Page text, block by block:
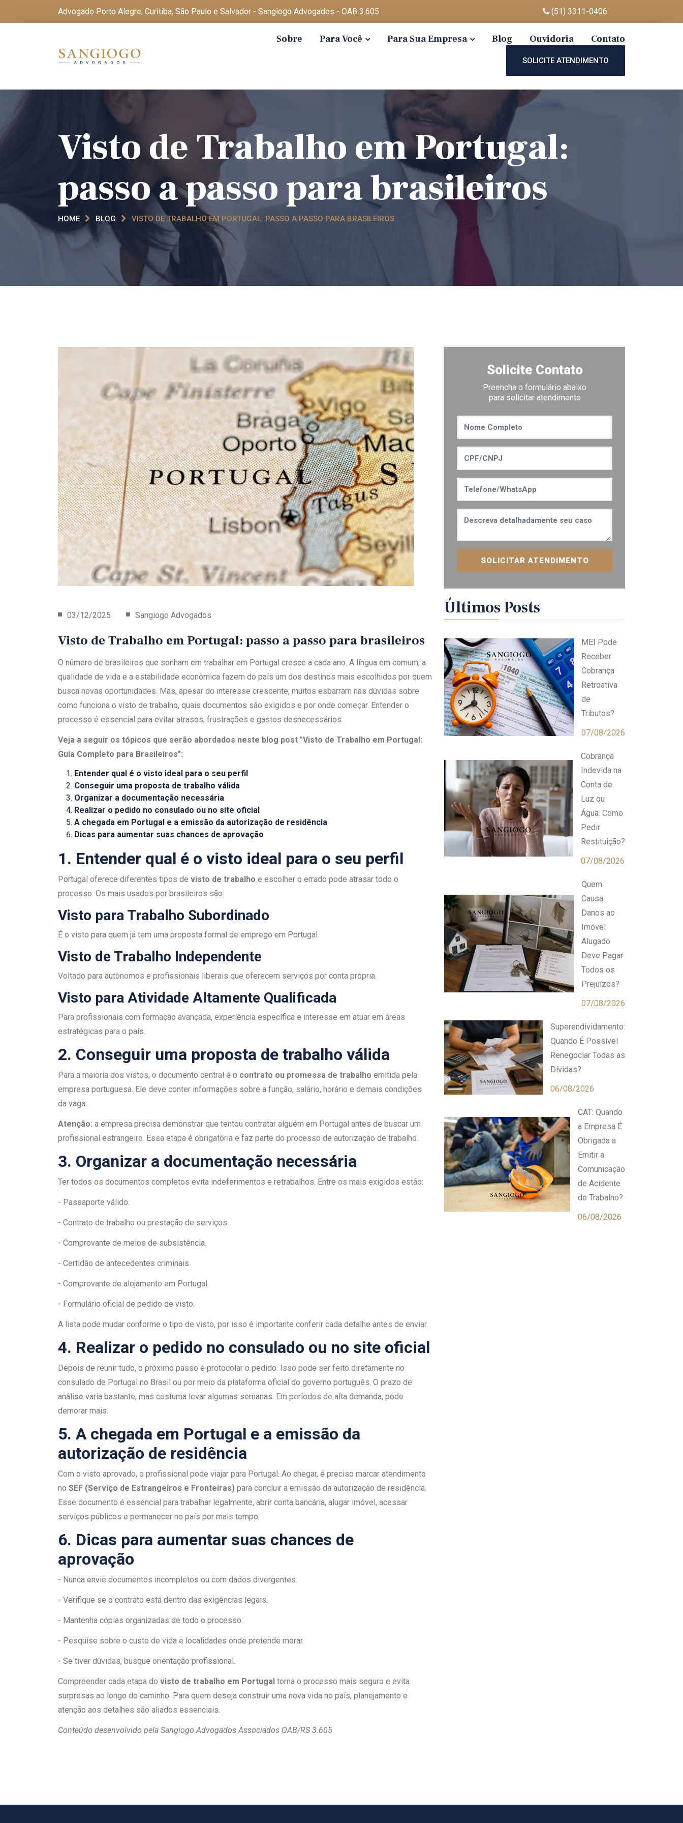
Advogado Porto Alegre, Curitiba, São Paulo e Salvador - Sangiogo Advogados - OAB 3.605 (51) 3311-0406
Sobre Para Você Para Sua Empresa Blog Ouvidoria Contato
SOLICITE ATENDIMENTO
Visto de Trabalho em Portugal:
passo a passo para brasileiros
HOME BLOG VISTO DE TRABALHO EM PORTUGAL: PASSO A PASSO PARA BRASILEIROS
03/12/2025 Sangiogo Advogados
Visto de Trabalho em Portugal: passo a passo para brasileiros
O número de brasileiros que sonham em trabalhar em Portugal cresce a cada ano. A língua em comum, a
qualidade de vida e a estabilidade econômica fazem do país um dos destinos mais escolhidos por quem
busca novas oportunidades. Mas, apesar do interesse crescente, muitos esbarram nas dúvidas sobre
como funciona o visto de trabalho, quais documentos são exigidos e por onde começar. Entender o
processo é essencial para evitar atrasos, frustrações e gastos desnecessários.
Veja a seguir os tópicos que serão abordados neste blog post "Visto de Trabalho em Portugal:
Guia Completo para Brasileiros":
Entender qual é o visto ideal para o seu perfil
Conseguir uma proposta de trabalho válida
Organizar a documentação necessária
Realizar o pedido no consulado ou no site oficial
A chegada em Portugal e a emissão da autorização de residência
Dicas para aumentar suas chances de aprovação
1. Entender qual é o visto ideal para o seu perfil
Portugal oferece diferentes tipos de visto de trabalho e escolher o errado pode atrasar todo o
processo. Os mais usados por brasileiros são:
Visto para Trabalho Subordinado
É o visto para quem já tem uma proposta formal de emprego em Portugal.
Visto de Trabalho Independente
Voltado para autônomos e profissionais liberais que oferecem serviços por conta própria.
Visto para Atividade Altamente Qualificada
Para profissionais com formação avançada, experiência específica e interesse em atuar em áreas
estratégicas para o país.
2. Conseguir uma proposta de trabalho válida
Para a maioria dos vistos, o documento central é o contrato ou promessa de trabalho emitida pela
empresa portuguesa. Ele deve conter informações sobre a função, salário, horário e demais condições
da vaga.
Atenção: a empresa precisa demonstrar que tentou contratar alguém em Portugal antes de buscar um
profissional estrangeiro. Essa etapa é obrigatória e faz parte do processo de autorização de trabalho.
3. Organizar a documentação necessária
Ter todos os documentos completos evita indeferimentos e retrabalhos. Entre os mais exigidos estão:
- Passaporte válido.
- Contrato de trabalho ou prestação de serviços.
- Comprovante de meios de subsistência.
- Certidão de antecedentes criminais.
- Comprovante de alojamento em Portugal.
- Formulário oficial de pedido de visto.
A lista pode mudar conforme o tipo de visto, por isso é importante conferir cada detalhe antes de enviar.
4. Realizar o pedido no consulado ou no site oficial
Depois de reunir tudo, o próximo passo é protocolar o pedido. Isso pode ser feito diretamente no
consulado de Portugal no Brasil ou por meio da plataforma oficial do governo português. O prazo de
análise varia bastante, mas costuma levar algumas semanas. Em períodos de alta demanda, pode
demorar mais.
5. A chegada em Portugal e a emissão da
autorização de residência
Com o visto aprovado, o profissional pode viajar para Portugal. Ao chegar, é preciso marcar atendimento
no SEF (Serviço de Estrangeiros e Fronteiras) para concluir a emissão da autorização de residência.
Esse documento é essencial para trabalhar legalmente, abrir conta bancária, alugar imóvel, acessar
serviços públicos e permanecer no país por mais tempo.
6. Dicas para aumentar suas chances de
aprovação
- Nunca envie documentos incompletos ou com dados divergentes.
- Verifique se o contrato está dentro das exigências legais.
- Mantenha cópias organizadas de todo o processo.
- Pesquise sobre o custo de vida e localidades onde pretende morar.
- Se tiver dúvidas, busque orientação profissional.
Compreender cada etapa do visto de trabalho em Portugal torna o processo mais seguro e evita
surpresas ao longo do caminho. Para quem deseja construir uma nova vida no país, planejamento e
atenção aos detalhes são aliados essenciais.
Conteúdo desenvolvido pela Sangiogo Advogados Associados OAB/RS 3.605
Solicite Contato
Preencha o formulário abaixo
para solicitar atendimento
SOLICITAR ATENDIMENTO
Últimos Posts
MEI Pode
Receber
Cobrança
Retroativa
de
Tributos?
07/08/2026
Cobrança
Indevida na
Conta de
Luz ou
Água: Como
Pedir
Restituição?
07/08/2026
Quem
Causa
Danos ao
Imóvel
Alugado
Deve Pagar
Todos os
Prejuízos?
07/08/2026
Superendividamento:
Quando É Possível
Renegociar Todas as
Dívidas?
06/08/2026
CAT: Quando
a Empresa É
Obrigada a
Emitir a
Comunicação
de Acidente
de Trabalho?
06/08/2026